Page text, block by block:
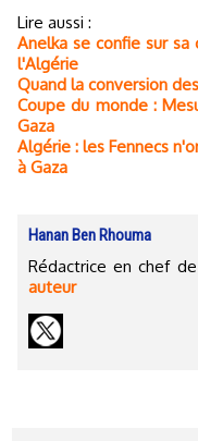
Lire aussi :
Anelka se confie sur
l'Algérie
Quand la conversion
Coupe du monde :
Gaza
Algérie : les Fennecs
à Gaza
Hanan Ben Rhouma
Rédactrice en chef
auteur